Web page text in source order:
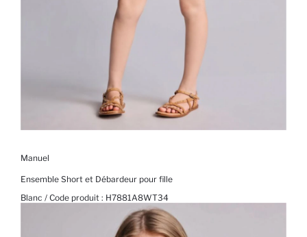
Manuel
Ensemble Short et Débardeur pour fille
Blanc / Code produit : H7881A8WT34